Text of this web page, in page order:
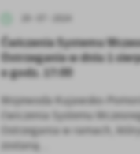
Ćwiczenia Systemu
Ostrzegania w dniu 1
o godz. 17:00
Wojewoda Kujawsko-
ćwiczenia Systemu
Ostrzegania w ramach,
zostaną...